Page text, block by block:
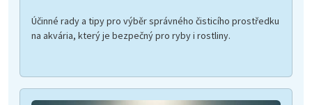
Účinné rady a tipy pro výběr správného čisticího prostředku
na akvária, který je bezpečný pro ryby i rostliny.